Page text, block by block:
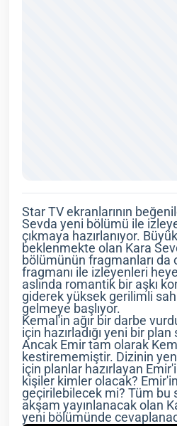
Star TV ekranlarının
Sevda yeni bölümü ile
çıkmaya hazırlanıyor.
beklenmekte olan Kara
bölümünün fragmanları da
fragmanı ile izleyenleri
aslında romantik bir aşkı
giderek yüksek gerilimli
gelmeye başlıyor.
Kemal'in ağır bir darbe
için hazırladığı yeni bir
Ancak Emir tam olarak
kestirememiştir. Dizinin
için planlar hazırlayan
kişiler kimler olacak?
geçirilebilecek mi? Tüm bu
akşam yayınlanacak olan
yeni bölümünde